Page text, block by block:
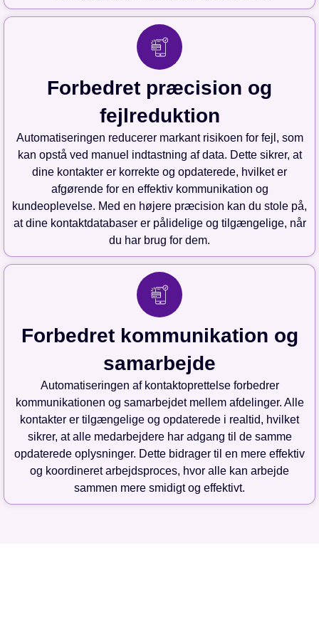
Forbedret præcision og
fejlreduktion
Automatiseringen reducerer markant risikoen for fejl, som
kan opstå ved manuel indtastning af data. Dette sikrer, at
dine kontakter er korrekte og opdaterede, hvilket er
afgørende for en effektiv kommunikation og
kundeoplevelse. Med en højere præcision kan du stole på,
at dine kontaktdatabaser er pålidelige og tilgængelige, når
du har brug for dem.
Forbedret kommunikation og
samarbejde
Automatiseringen af kontaktoprettelse forbedrer
kommunikationen og samarbejdet mellem afdelinger. Alle
kontakter er tilgængelige og opdaterede i realtid, hvilket
sikrer, at alle medarbejdere har adgang til de samme
opdaterede oplysninger. Dette bidrager til en mere effektiv
og koordineret arbejdsproces, hvor alle kan arbejde
sammen mere smidigt og effektivt.